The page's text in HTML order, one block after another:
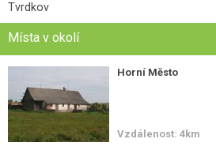
Tvrdkov
Místa v okolí
Horní Město
Vzdálenost: 4km